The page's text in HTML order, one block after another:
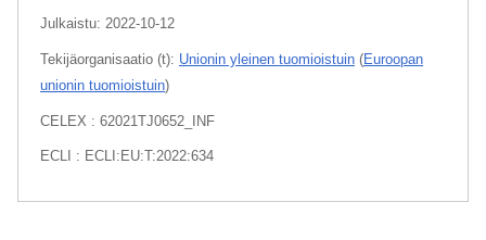
Julkaistu: 2022-10-12
Tekijäorganisaatio (t): Unionin yleinen tuomioistuin (Euroopan
unionin tuomioistuin)
CELEX : 62021TJ0652_INF
ECLI : ECLI:EU:T:2022:634